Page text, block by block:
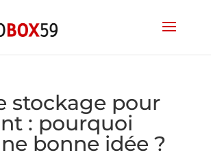
stockage pour
: pourquoi
bonne idée ?